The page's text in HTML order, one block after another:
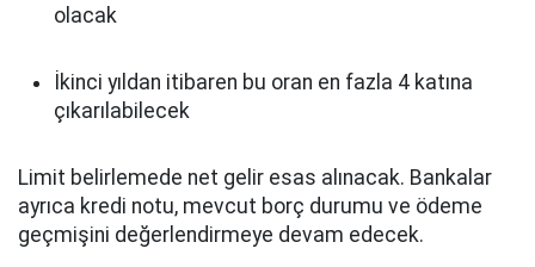
olacak
İkinci yıldan itibaren bu oran en fazla 4 katına
çıkarılabilecek
Limit belirlemede net gelir esas alınacak. Bankalar
ayrıca kredi notu, mevcut borç durumu ve ödeme
geçmişini değerlendirmeye devam edecek.